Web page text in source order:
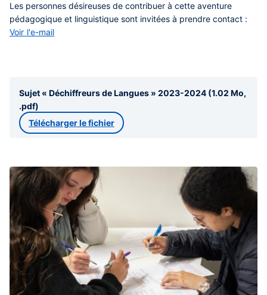
Les personnes désireuses de contribuer à cette aventure
pédagogique et linguistique sont invitées à prendre contact :
Voir l'e-mail
Sujet « Déchiffreurs de Langues » 2023-2024 (1.02 Mo,
.pdf)
Télécharger le fichier